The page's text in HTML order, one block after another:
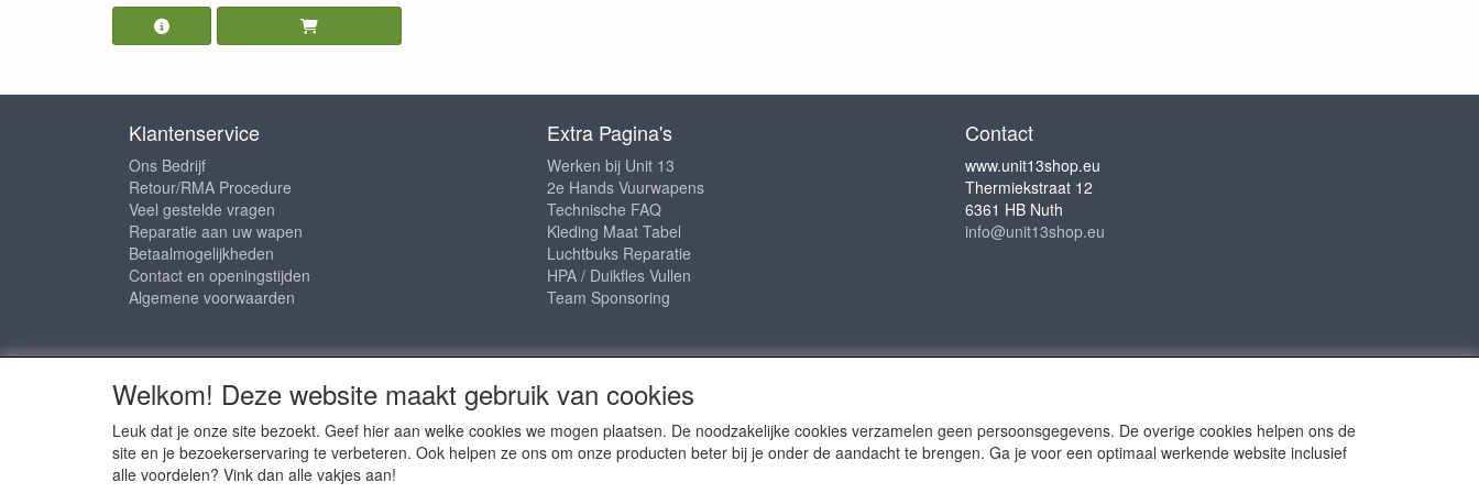
Klantenservice
Ons Bedrijf
Retour/RMA Procedure
Veel gestelde vragen
Reparatie aan uw wapen
Betaalmogelijkheden
Contact en openingstijden
Algemene voorwaarden
Extra Pagina's
Werken bij Unit 13
2e Hands Vuurwapens
Technische FAQ
Kleding Maat Tabel
Luchtbuks Reparatie
HPA / Duikfles Vullen
Team Sponsoring
Contact
www.unit13shop.eu
Thermiekstraat 12
6361 HB Nuth
info@unit13shop.eu
Welkom! Deze website maakt gebruik van cookies
Leuk dat je onze site bezoekt. Geef hier aan welke cookies we mogen plaatsen. De noodzakelijke cookies verzamelen geen persoonsgegevens. De overige cookies helpen ons de
site en je bezoekerservaring te verbeteren. Ook helpen ze ons om onze producten beter bij je onder de aandacht te brengen. Ga je voor een optimaal werkende website inclusief
alle voordelen? Vink dan alle vakjes aan!